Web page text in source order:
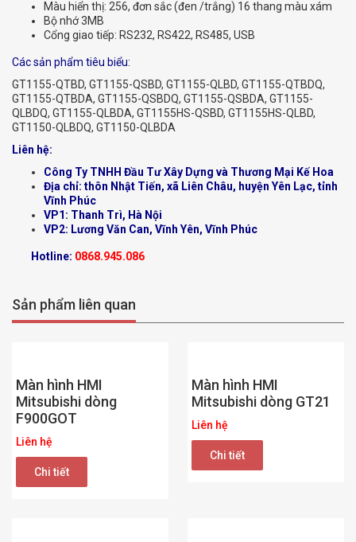
Màu hiển thị: 256, đơn sắc (đen /trắng) 16 thang màu xám
Bộ nhớ 3MB
Cổng giao tiếp: RS232, RS422, RS485, USB
Các sản phẩm tiêu biểu:
GT1155-QTBD, GT1155-QSBD, GT1155-QLBD, GT1155-QTBDQ,
GT1155-QTBDA, GT1155-QSBDQ, GT1155-QSBDA, GT1155-
QLBDQ, GT1155-QLBDA, GT1155HS-QSBD, GT1155HS-QLBD,
GT1150-QLBDQ, GT1150-QLBDA
Liên hệ:
Công Ty TNHH Đầu Tư Xây Dựng và Thương Mại Kế Hoa
Địa chỉ: thôn Nhật Tiến, xã Liên Châu, huyện Yên Lạc, tỉnh
Vĩnh Phúc
VP1: Thanh Trì, Hà Nội
VP2: Lương Văn Can, Vĩnh Yên, Vĩnh Phúc
Hotline: 0868.945.086
Sản phẩm liên quan
Màn hình HMI
Mitsubishi dòng
F900GOT
Liên hệ
Chi tiết
Màn hình HMI
Mitsubishi dòng GT21
Liên hệ
Chi tiết